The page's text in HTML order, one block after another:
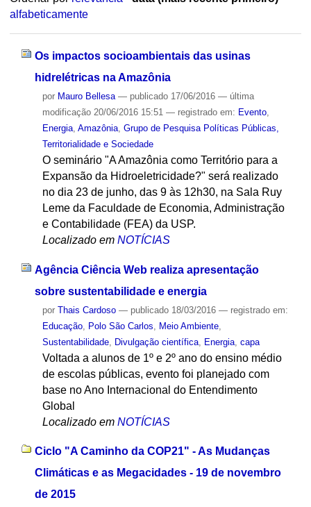
alfabeticamente
Os impactos socioambientais das usinas
hidrelétricas na Amazônia
por Mauro Bellesa — publicado17/06/2016 — última
modificação20/06/2016 15:51 — registrado em: Evento,
Energia, Amazônia, Grupo de Pesquisa Políticas Públicas,
Territorialidade e Sociedade
O seminário "A Amazônia como Território para a
Expansão da Hidroeletricidade?" será realizado
no dia 23 de junho, das 9 às 12h30, na Sala Ruy
Leme da Faculdade de Economia, Administração
e Contabilidade (FEA) da USP.
Localizado em NOTÍCIAS
Agência Ciência Web realiza apresentação
sobre sustentabilidade e energia
por Thais Cardoso — publicado18/03/2016 — registrado em:
Educação, Polo São Carlos Meio Ambiente,
Sustentabilidade, Divulgação científica, Energia, capa
Voltada a alunos de 1º e 2º ano do ensino médio
de escolas públicas, evento foi planejado com
base no Ano Internacional do Entendimento
Global
Localizado em NOTÍCIAS
Ciclo "A Caminho da COP21" - As Mudanças
Climáticas e as Megacidades - 19 de novembro
de 2015